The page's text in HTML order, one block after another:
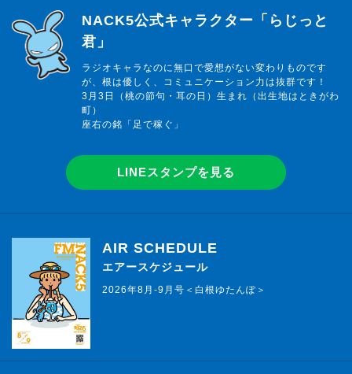
らじっと君
NACK5公式キャラクター「らじっと
君」
ラジオキャラなのに無口で愛想がない変わりものです
が、根は優しく、コミュニケーション力は抜群です！
3月3日（桃の節句・耳の日）生まれ（出生地はときがわ
町）
座右の銘「足で稼ぐ」
LINEスタンプを見る
AIR SCHEDULE
エアースケジュール
2026年8月-9月号＜白根ゆたんぽ＞